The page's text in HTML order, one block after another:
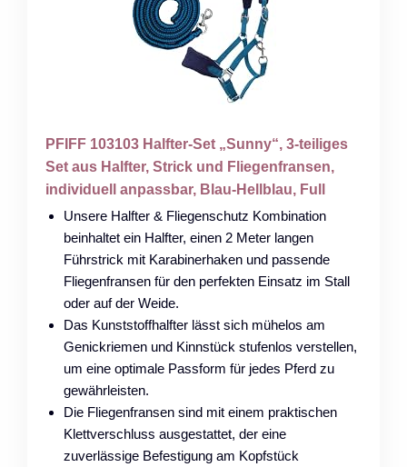
PFIFF 103103 Halfter-Set „Sunny“, 3-teiliges
Set aus Halfter, Strick und Fliegenfransen,
individuell anpassbar, Blau-Hellblau, Full
Unsere Halfter & Fliegenschutz Kombination
beinhaltet ein Halfter, einen 2 Meter langen
Führstrick mit Karabinerhaken und passende
Fliegenfransen für den perfekten Einsatz im Stall
oder auf der Weide.
Das Kunststoffhalfter lässt sich mühelos am
Genickriemen und Kinnstück stufenlos verstellen,
um eine optimale Passform für jedes Pferd zu
gewährleisten.
Die Fliegenfransen sind mit einem praktischen
Klettverschluss ausgestattet, der eine
zuverlässige Befestigung am Kopfstück